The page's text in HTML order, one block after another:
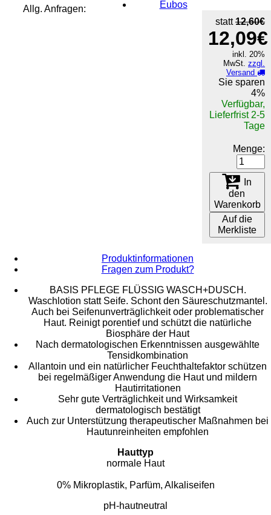
Eubos
statt12,60€
12,09€
inkl. 20%
MwSt. zzgl.
Versand
Sie sparen
4%
Verfügbar,
Lieferfrist 2-5
Tage
Menge:
In
den
Warenkorb
Auf die
Merkliste
Produktinformationen
Fragen zum Produkt?
BASIS PFLEGE FLÜSSIG WASCH+DUSCH.
Waschlotion statt Seife. Schont den Säureschutzmantel.
Auch bei Seifenunverträglichkeit oder problematischer
Haut. Reinigt porentief und schützt die natürliche
Biosphäre der Haut
Nach dermatologischen Erkenntnissen ausgewählte
Tensidkombination
Allantoin und ein natürlicher Feuchthaltefaktor schützen
bei regelmäßiger Anwendung die Haut und mildern
Hautirritationen
Sehr gute Verträglichkeit und Wirksamkeit
dermatologisch bestätigt
Auch zur Unterstützung therapeutischer Maßnahmen bei
Hautunreinheiten empfohlen
Hauttyp
normale Haut
0% Mikroplastik, Parfüm, Alkaliseifen
pH-hautneutral
Allg. Anfragen: